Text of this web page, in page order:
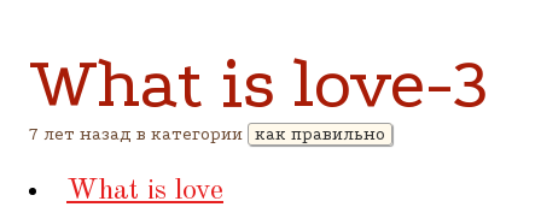
What is love-3
7 лет назад в категории как правильно
What is love